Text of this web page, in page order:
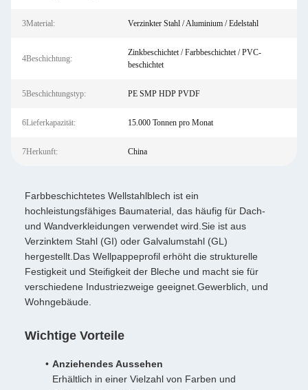
3Material: Verzinkter Stahl / Aluminium / Edelstahl
4Beschichtung:
Zinkbeschichtet / Farbbeschichtet / PVC-
beschichtet
5Beschichtungstyp: PE SMP HDP PVDF
6Lieferkapazität: 15.000 Tonnen pro Monat
7Herkunft: China
Farbbeschichtetes Wellstahlblech ist ein
hochleistungsfähiges Baumaterial, das häufig für Dach-
und Wandverkleidungen verwendet wird.Sie ist aus
Verzinktem Stahl (GI) oder Galvalumstahl (GL)
hergestellt.Das Wellpappeprofil erhöht die strukturelle
Festigkeit und Steifigkeit der Bleche und macht sie für
verschiedene Industriezweige geeignet.Gewerblich, und
Wohngebäude.
Wichtige Vorteile
Anziehendes Aussehen
Erhältlich in einer Vielzahl von Farben und